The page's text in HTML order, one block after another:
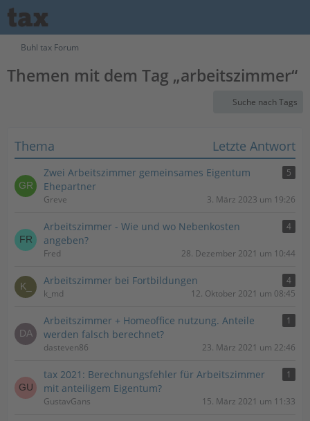
Buhl tax Forum
Themen mit dem Tag „arbeitszimmer“
Suche nach Tags
Thema Letzte Antwort
Zwei Arbeitszimmer gemeinsames Eigentum
Ehepartner
5
Greve 3. März 2023 um 19:26
Arbeitszimmer - Wie und wo Nebenkosten
angeben?
4
Fred 28. Dezember 2021 um 10:44
Arbeitszimmer bei Fortbildungen
4
k_md
12. Oktober 2021 um 08:45
Arbeitszimmer + Homeoffice nutzung. Anteile
werden falsch berechnet?
1
dasteven86 23. März 2021 um 22:46
tax 2021: Berechnungsfehler für Arbeitszimmer
mit anteiligem Eigentum?
1
GustavGans 15. März 2021 um 11:33